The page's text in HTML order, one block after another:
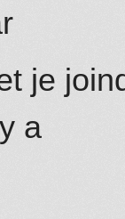
je
a